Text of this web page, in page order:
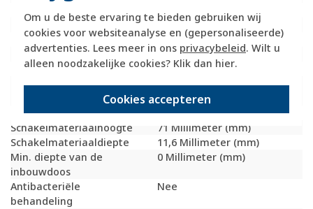
Om u de beste ervaring te bieden gebruiken wij
cookies voor websiteanalyse en (gepersonaliseerde)
advertenties. Lees meer in ons privacybeleid. Wilt u
alleen noodzakelijke cookies? Klik dan hier.
Cookies accepteren
Met opdruk
Nee
Incl. connectoren
Nee
Draagring
Ja
Transparant
Nee
Uitvoering oppervlakte
Mat
Geschikt voor
beschermingsgraad (IP)
IP20
Schakelmateriaalbreedte
71 Millimeter (mm)
Schakelmateriaalhoogte
71 Millimeter (mm)
Schakelmateriaaldiepte
11,6 Millimeter (mm)
Min. diepte van de
inbouwdoos
0 Millimeter (mm)
Antibacteriële
behandeling
Nee